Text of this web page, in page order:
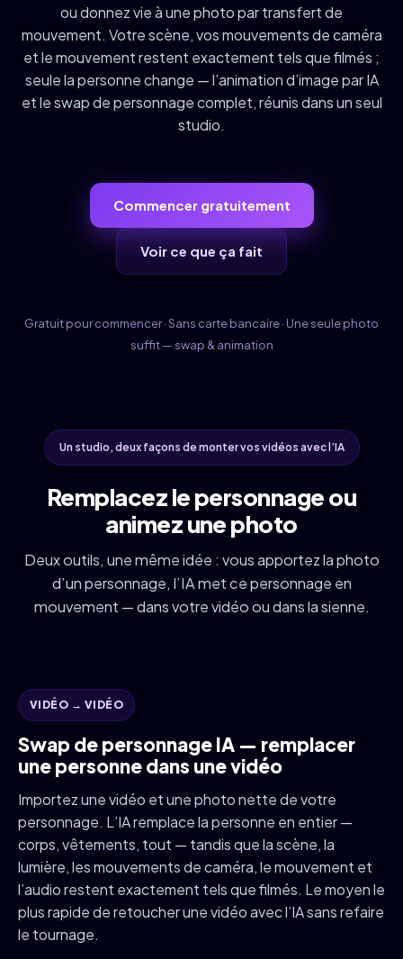
ou donnez vie à une photo par transfert de
mouvement. Votre scène, vos mouvements de caméra
et le mouvement restent exactement tels que filmés ;
seule la personne change — l’animation d’image par IA
et le swap de personnage complet, réunis dans un seul
studio.
Commencer gratuitement
Voir ce que ça fait
Gratuit pour commencer · Sans carte bancaire · Une seule photo
suffit — swap & animation
Un studio, deux façons de monter vos vidéos avec l’IA
Remplacez le personnage ou
animez une photo
Deux outils, une même idée : vous apportez la photo
d’un personnage, l’IA met ce personnage en
mouvement — dans votre vidéo ou dans la sienne.
VIDÉO → VIDÉO
Swap de personnage IA — remplacer
une personne dans une vidéo
Importez une vidéo et une photo nette de votre
personnage. L’IA remplace la personne en entier —
corps, vêtements, tout — tandis que la scène, la
lumière, les mouvements de caméra, le mouvement et
l’audio restent exactement tels que filmés. Le moyen le
plus rapide de retoucher une vidéo avec l’IA sans refaire
le tournage.